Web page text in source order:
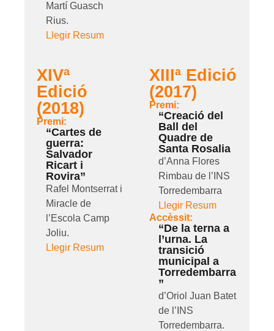
Martí Guasch
Rius.
Llegir Resum
XIVª
Edició
(2018)
Premi:
“Cartes de
guerra:
Salvador
Ricart i
Rovira”
Rafel Montserrat i
Miracle de
l’Escola Camp
Joliu.
Llegir Resum
XIIIª Edició
(2017)
Premi:
“Creació del
Ball del
Quadre de
Santa Rosalia
d’Anna Flores
Rimbau de l’INS
Torredembarra
Llegir Resum
Accèssit:
“De la terna a
l’urna. La
transició
municipal a
Torredembarra
”
d’Oriol Juan Batet
de l’INS
Torredembarra.